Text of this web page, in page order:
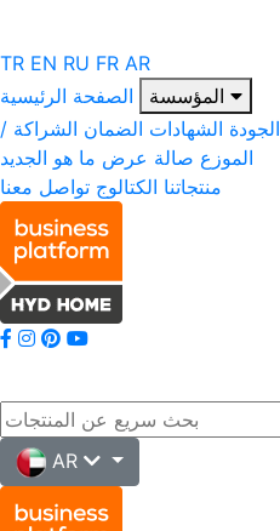
TR EN RU FR AR
الصفحة الرئيسية
الجودة الشهادات الضمان الشراكة /
الموزع صالة عرض ما هو الجديد
منتجاتنا الكتالوج تواصل معنا
AR